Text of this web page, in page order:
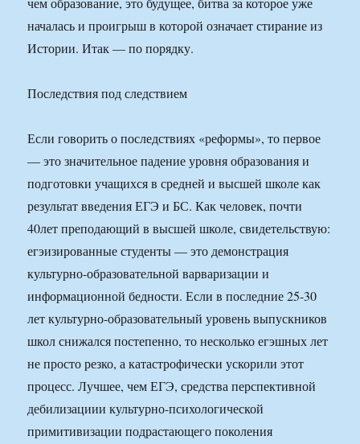
началась и проигрыш в которой означает стирание из
Истории. Итак — по порядку.
Последствия под следствием
Если говорить о последствиях «реформы», то первое
— это значительное падение уровня образования и
подготовки учащихся в средней и высшей школе как
результат введения ЕГЭ и БС. Как человек, почти
40лет преподающий в высшей школе, свидетельствую:
егэизированные студенты — это демонстрация
культурно-образовательной варваризации и
информационной бедности. Если в последние 25-30
лет культурно-образовательный уровень выпускников
школ снижался постепенно, то несколько егэшных лет
не просто резко, а катастрофически ускорили этот
процесс. Лучшее, чем ЕГЭ, средства перспективной
дебилизациии культурно-психологической
примитивизации подрастающего поколения